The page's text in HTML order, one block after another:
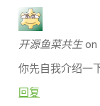
开源鱼菜共生on
你先自我介绍一
回复